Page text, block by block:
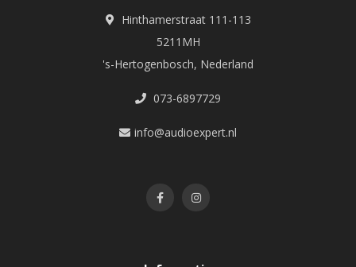
Hinthamerstraat 111-113
5211MH
's-Hertogenbosch, Nederland
073-6897729
info@audioexpert.nl